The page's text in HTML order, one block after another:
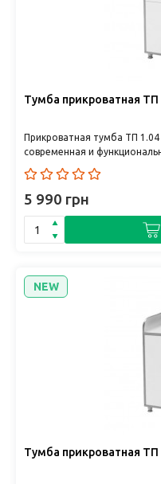
Тумба прикроватная ТП
Прикроватная тумба ТП 1.04
современная и
предназначенная..
5 990 грн
NEW
Тумба прикроватная ТП